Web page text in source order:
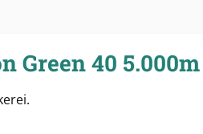
40 5.000m